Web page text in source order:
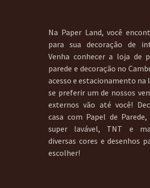
Na Paper Land, você
para sua decoração de
Venha conhecer a loja de
parede e decoração no
acesso e estacionamento na
se preferir um de nossos
externos vão até você!
casa com Papel de Parede,
super lavável, TNT e
diversas cores e desenhos
escolher!